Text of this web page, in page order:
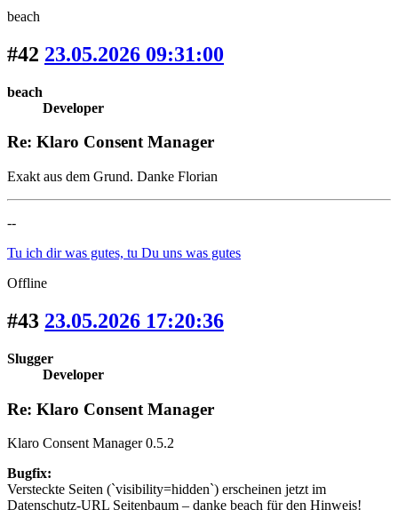
beach
#42 23.05.2026 09:31:00
beach
Developer
Re: Klaro Consent Manager
Exakt aus dem Grund. Danke Florian
--
Tu ich dir was gutes, tu Du uns was gutes
Offline
#43 23.05.2026 17:20:36
Slugger
Developer
Re: Klaro Consent Manager
Klaro Consent Manager 0.5.2
Bugfix:
Versteckte Seiten (`visibility=hidden`) erscheinen jetzt im
Datenschutz-URL Seitenbaum – danke beach für den Hinweis!